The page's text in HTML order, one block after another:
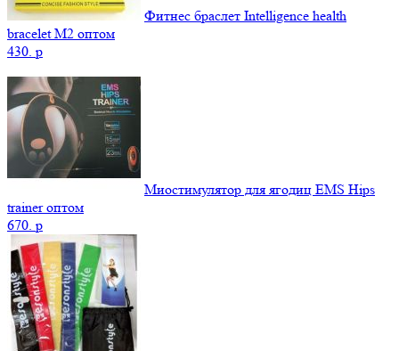
Фитнес браслет Intelligence health
bracelet M2 оптом
430. p
Миостимулятор для ягодиц EMS Hips
trainer оптом
670. p